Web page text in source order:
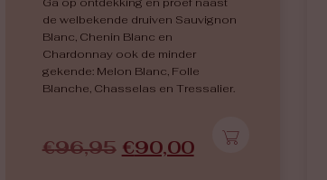
Ga op ontdekking en proef naast
de welbekende druiven Sauvignon
Blanc, Chenin Blanc en
Chardonnay ook de minder
gekende: Melon Blanc, Folle
Blanche, Chasselas en Tressalier.
€96,95 €90,00